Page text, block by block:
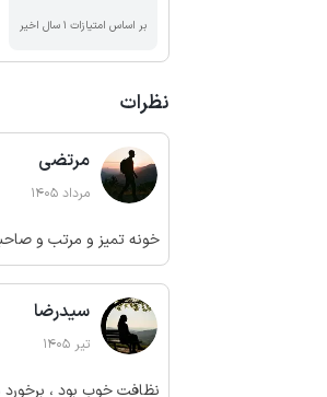
بر اساس امتیازات ۱ سال اخیر
نظرات
مرتضی
مرداد 1405
خونه تمیز و مرتب و
سیدرضا
تیر 1405
نظافت خوب بود ،